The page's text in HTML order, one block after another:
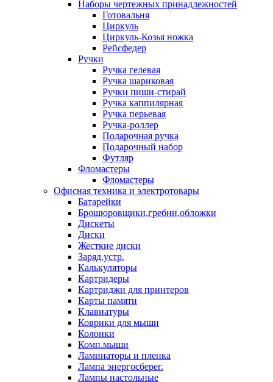
Наборы чертежных принадлежностей
Готовальня
Циркуль
Циркуль-Козья ножка
Рейсфедер
Ручки
Ручка гелевая
Ручка шариковая
Ручки пиши-стирай
Ручка каппилярная
Ручка перьевая
Ручка-роллер
Подарочная ручка
Подарочный набор
Футляр
Фломастеры
Фломастеры
Офисная техника и электротовары
Батарейки
Брошюровщики,гребни,обложки
Дискеты
Диски
Жесткие диски
Заряд.устр.
Калькуляторы
Картридеры
Картриджи для принтеров
Карты памяти
Клавиатуры
Коврики для мыши
Колонки
Комп.мыши
Ламинаторы и пленка
Лампа энергосберег.
Лампы настольные